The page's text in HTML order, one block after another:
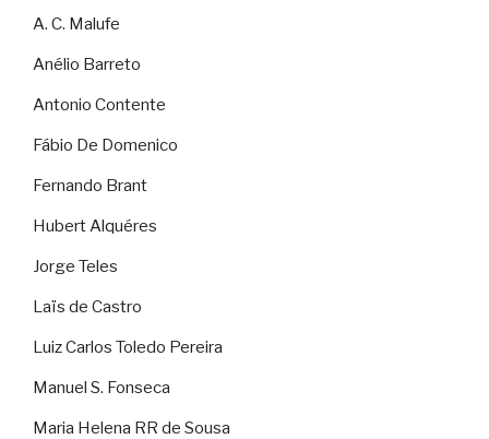
A. C. Malufe
Anélio Barreto
Antonio Contente
Fábio De Domenico
Fernando Brant
Hubert Alquéres
Jorge Teles
Laïs de Castro
Luiz Carlos Toledo Pereira
Manuel S. Fonseca
Maria Helena RR de Sousa